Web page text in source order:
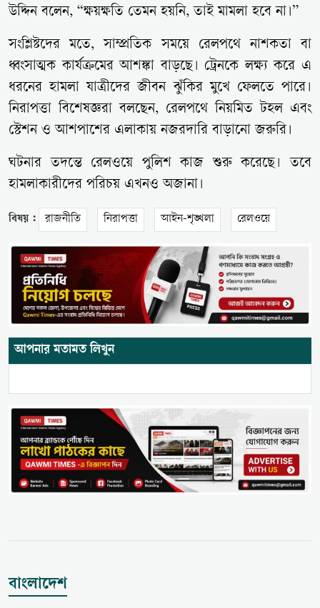
উদ্দিন বলেন, “ক্ষয়ক্ষতি তেমন হয়নি, তাই মামলা হবে না।”
সংশ্লিষ্টদের মতে, সাম্প্রতিক সময়ে রেলপথে নাশকতা বা
ধ্বংসাত্মক কার্যক্রমের আশঙ্কা বাড়ছে। ট্রেনকে লক্ষ্য করে এ
ধরনের হামলা যাত্রীদের জীবন ঝুঁকির মুখে ফেলতে পারে।
নিরাপত্তা বিশেষজ্ঞরা বলছেন, রেলপথে নিয়মিত টহল এবং
স্টেশন ও আশপাশের এলাকায় নজরদারি বাড়ানো জরুরি।
ঘটনার তদন্তে রেলওয়ে পুলিশ কাজ শুরু করেছে। তবে
হামলাকারীদের পরিচয় এখনও অজানা।
বিষয় : রাজনীতি নিরাপত্তা আইন-শৃঙ্খলা রেলওয়ে
আপনার মতামত লিখুন
বাংলাদেশ